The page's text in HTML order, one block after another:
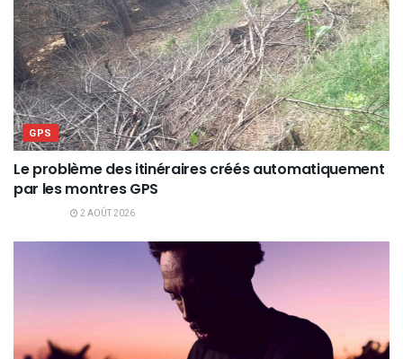
GPS
Le problème des itinéraires créés automatiquement
par les montres GPS
2 AOÛT 2026